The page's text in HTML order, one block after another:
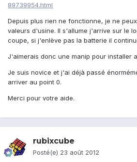
89739954.html
Depuis plus rien ne fonctionne, je ne
valeurs d'usine. Il s'allume j'arrive sur le
coupe, si j'enlève pas la batterie il
J'aimerais donc une manip pour installer
Je suis novice et j'ai déjà passé
arriver au point 0.
Merci pour votre aide.
rubixcube
Posté(e) 23 août 2012